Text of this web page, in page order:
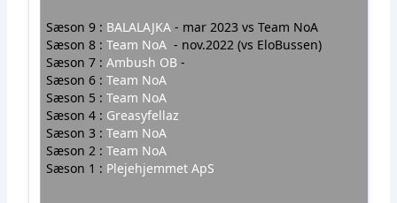
Sæson 9 : BALALAJKA- mar 2023 vs Team NoA
Sæson 8 : Team NoA - nov.2022 (vs EloBussen)
Sæson 7 : Ambush OB-
Sæson 6 : Team NoA
Sæson 5 : Team NoA
Sæson 4 : Greasyfellaz
Sæson 3 : Team NoA
Sæson 2 : Team NoA
Sæson 1 : Plejehjemmet ApS